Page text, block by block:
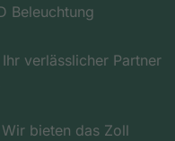
Beleuchtung
verlässlicher Partner
bieten das Zoll